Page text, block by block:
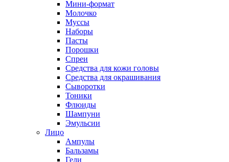
Мини-формат
Молочко
Муссы
Наборы
Пасты
Порошки
Спреи
Средства для кожи головы
Средства для окрашивания
Сыворотки
Тоники
Флюиды
Шампуни
Эмульсии
Лицо
Ампулы
Бальзамы
Гели